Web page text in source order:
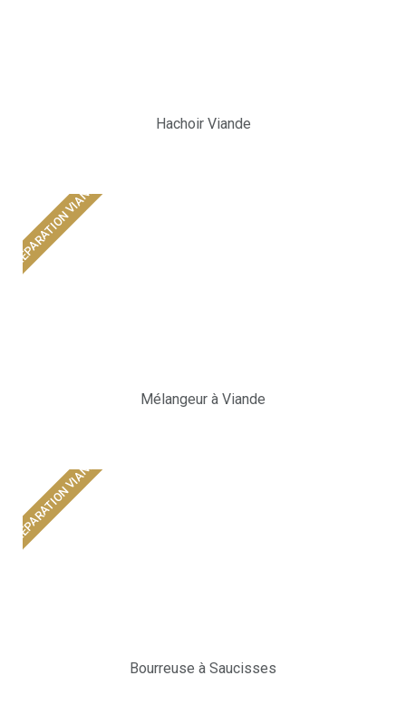
Hachoir Viande
Mélangeur à Viande
PRÉPARATION VIANDE
Bourreuse à Saucisses
PRÉPARATION VIANDE